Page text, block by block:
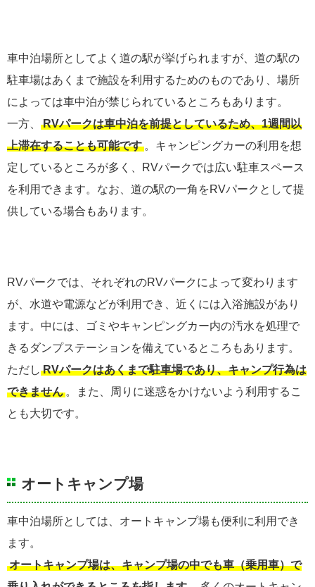
車中泊場所としてよく道の駅が挙げられますが、道の駅の
駐車場はあくまで施設を利用するためのものであり、場所
によっては車中泊が禁じられているところもあります。
一方、
RVパークは車中泊を前提としているため、1週間以
上滞在することも可能です 。キャンピングカーの利用を想
定しているところが多く、RVパークでは広い駐車スペース
を利用できます。なお、道の駅の一角をRVパークとして提
供している場合もあります。
RVパークでは、それぞれのRVパークによって変わります
が、水道や電源などが利用でき、近くには入浴施設があり
ます。中には、ゴミやキャンピングカー内の汚水を処理で
きるダンプステーションを備えているところもあります。
ただし RVパークはあくまで駐車場であり、キャンプ行為は
できません 。また、周りに迷惑をかけないよう利用するこ
とも大切です。
オートキャンプ場
車中泊場所としては、オートキャンプ場も便利に利用でき
ます。
オートキャンプ場は、キャンプ場の中でも車（乗用車）で